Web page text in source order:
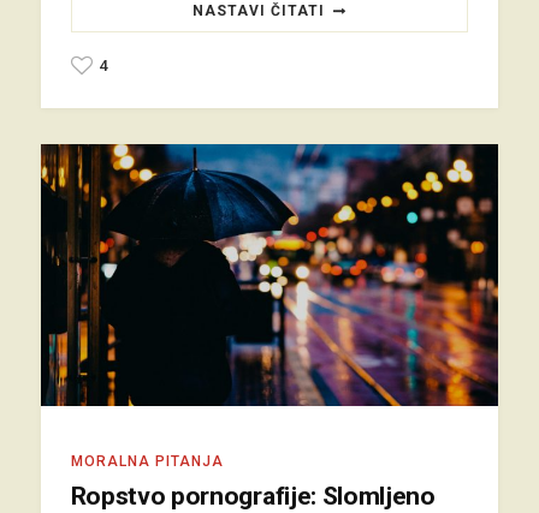
NASTAVI ČITATI
4
MORALNA PITANJA
Ropstvo pornografije: Slomljeno